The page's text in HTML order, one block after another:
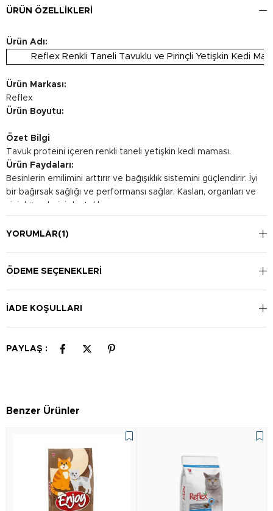
ÜRÜN ÖZELLIKLERI
Ürün Adı:
Reflex Renkli Taneli Tavuklu ve Pirinçli Yetişkin Kedi
Ürün Markası:
Reflex
Ürün Boyutu:
Özet Bilgi
Tavuk proteini içeren renkli taneli yetişkin kedi maması.
Ürün Faydaları:
Besinlerin emilimini arttırır ve bağışıklık sistemini güçlendirir. İyi
bir bağırsak sağlığı ve performansı sağlar. Kasları, organları ve
sinir hücrelerini destekler.
Kullanım Şekli:
Kedinin ağırlığına bağlı olarak günlük kullanım miktarı
YORUMLAR(1)
ÖDEME SEÇENEKLERI
İADE KOŞULLARI
PAYLAŞ :
Benzer Ürünler